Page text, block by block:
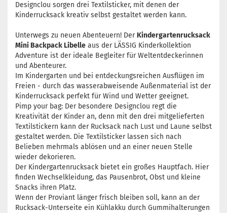
Designclou sorgen drei Textilsticker, mit denen der
Kinderrucksack kreativ selbst gestaltet werden kann.
Unterwegs zu neuen Abenteuern! Der Kindergartenrucksack
Mini Backpack Libelle aus der LÄSSIG Kinderkollektion
Adventure ist der ideale Begleiter für Weltentdeckerinnen
und Abenteurer.
Im Kindergarten und bei entdeckungsreichen Ausflügen im
Freien - durch das wasserabweisende Außenmaterial ist der
Kinderrucksack perfekt für Wind und Wetter geeignet.
Pimp your bag: Der besondere Designclou regt die
Kreativität der Kinder an, denn mit den drei mitgelieferten
Textilstickern kann der Rucksack nach Lust und Laune selbst
gestaltet werden. Die Textilsticker lassen sich nach
Belieben mehrmals ablösen und an einer neuen Stelle
wieder dekorieren.
Der Kindergartenrucksack bietet ein großes Hauptfach. Hier
finden Wechselkleidung, das Pausenbrot, Obst und kleine
Snacks ihren Platz.
Wenn der Proviant länger frisch bleiben soll, kann an der
Rucksack-Unterseite ein Kühlakku durch Gummihalterungen